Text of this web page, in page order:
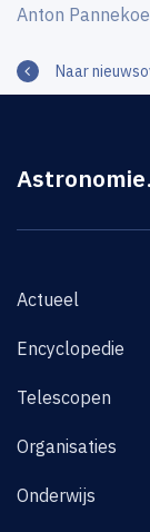
Anton
Naar
Astronomie
Actueel
Encyclopedie
Telescopen
Organisaties
Onderwijs